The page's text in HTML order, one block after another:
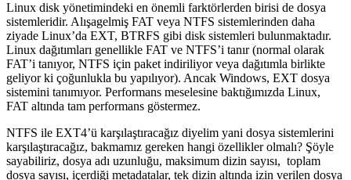
Linux disk yönetimindeki en önemli farktörlerden birisi de dosya
sistemleridir. Alışagelmiş FAT veya NTFS sistemlerinden daha
ziyade Linux’da EXT, BTRFS gibi disk sistemleri bulunmaktadır.
Linux dağıtımları genellikle FAT ve NTFS’i tanır (normal olarak
FAT’i tanıyor, NTFS için paket indiriliyor veya dağıtımla birlikte
geliyor ki çoğunlukla bu yapılıyor). Ancak Windows, EXT dosya
sistemini tanımıyor. Performans meselesine baktığımızda Linux,
FAT altında tam performans göstermez.
NTFS ile EXT4’ü karşılaştıracağız diyelim yani dosya sistemlerini
karşılaştıracağız, bakmamız gereken hangi özellikler olmalı? Şöyle
sayabiliriz, dosya adı uzunluğu, maksimum dizin sayısı, toplam
dosya sayısı, içerdiği metadatalar, tek dizin altında izin verilen dosya